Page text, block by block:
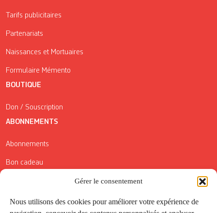
Gérer le consentement
Nous utilisons des cookies pour améliorer votre expérience de
Tarifs publicitaires
Partenariats
Naissances et Mortuaires
Formulaire Mémento
BOUTIQUE
Don / Souscription
ABONNEMENTS
Abonnements
Bon cadeau
Conditions générales de vente
Réductions de la Carte Côté Courrier